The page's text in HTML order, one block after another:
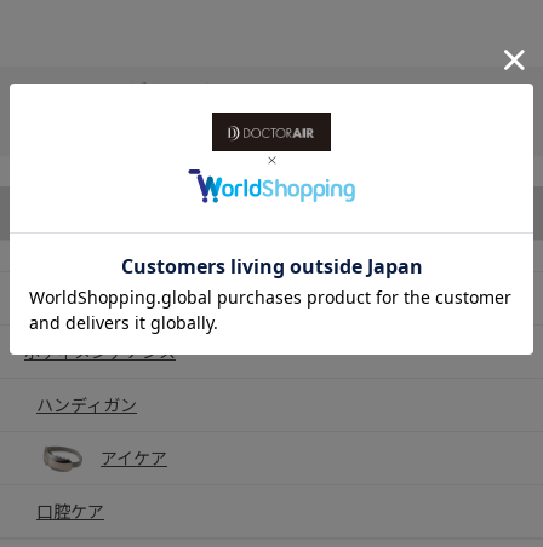
ホーム >付属品（種類で選ぶ）
付属品（ACアダプター・電源コード・USBコード）
【付属品／ACアダプタ】フィットウェーブ MN-06
製品一覧
ボディメンテナンス
ハンディガン
アイケア
口腔ケア